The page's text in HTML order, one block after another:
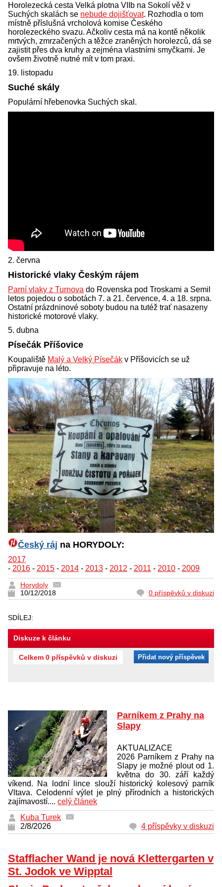
Horolezecká cesta Velká plotna VIIb na Sokolí věž v
Suchých skalách se nebude dojišťovat. Rozhodla o tom
místně příslušná vrcholová komise Českého
horolezeckého svazu. Ačkoliv cesta má na kontě několik
mrtvých, zmrzačených a těžce zraněných horolezců, dá se
zajistit přes dva kruhy a zejména vlastními smyčkami. Je
ovšem životně nutné mít v tom praxi.
19. listopadu
Suché skály
Populární hřebenovka Suchých skal.
2. června
Historické vlaky Českým rájem
Parní vlaky z Turnova do Rovenska pod Troskami a Semil
letos pojedou o sobotách 7. a 21. července, 4. a 18. srpna.
Ostatní prázdninové soboty budou na tutéž trať nasazeny
historické motorové vlaky.
5. dubna
Písečák Příšovice
Koupaliště Malý a Velký Písečák v Příšovicích se už
připravuje na léto.
Český ráj na HORYDOLY:
2017
- 2016 - 2015 - 2014 - 2013 - 2012 - 2011 - 2010 - 2009
Horydoly
10/12/2018
0 příspěvků v diskuzi
SDÍLEJ:
Diskuze k článku
Celkem 0 příspěvků v diskuzi Přidat nový příspěvek
Parníkem z Prahy na
Slapy
AKTUALIZACE
2026 Parníkem z Prahy na
Slapy je možné plout od 1.
května do 30. září každý
víkend. Na lodní lince slouží historický kolesový parník
Vltava. Celodenní výlet je plný přírodních a historických
zajímavostí.... celý článek
Kuba Turek
2/8/2026
4 příspěvky v diskuzi
Stafflacher Wand je nová Klettergarten v
St. Jodok ve Wipptal